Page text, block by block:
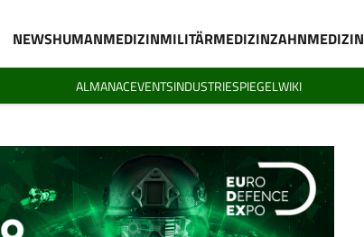
NEWSHUMANMEDIZINMILITÄRMEDIZINZAHNMEDIZIN
ALMANACEVENTSINDUSTRIESPIEGELWIKI